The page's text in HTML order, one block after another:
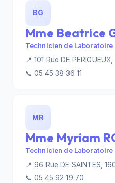
BG
Mme Beatrice
Technicien de Laboratoire
📍 101 Rue DE
📞 05 45 38 36 11
MR
Mme Myriam
Technicien de Laboratoire
📍 96 Rue DE SAINTES,
📞 05 45 92 19 70